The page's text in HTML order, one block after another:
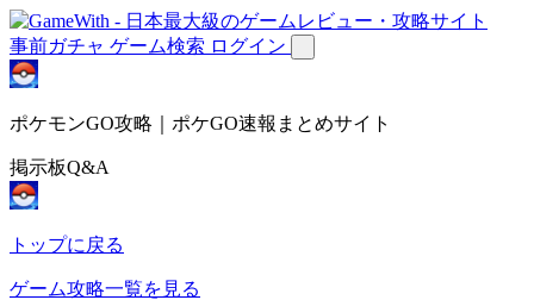
事前ガチャ ゲーム検索 ログイン
ポケモンGO攻略｜ポケGO速報まとめサイト
掲示板Q&A
トップに戻る
ゲーム攻略一覧を見る